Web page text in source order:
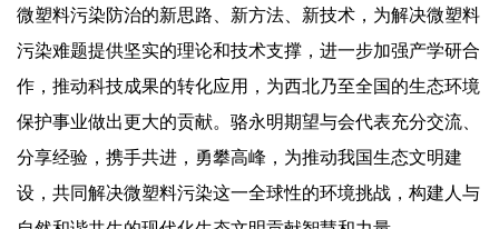
微塑料污染防治的新思路、新方法、新技术，为解决微塑料
污染难题提供坚实的理论和技术支撑，进一步加强产学研合
作，推动科技成果的转化应用，为西北乃至全国的生态环境
保护事业做出更大的贡献。骆永明期望与会代表充分交流、
分享经验，携手共进，勇攀高峰，为推动我国生态文明建
设，共同解决微塑料污染这一全球性的环境挑战，构建人与